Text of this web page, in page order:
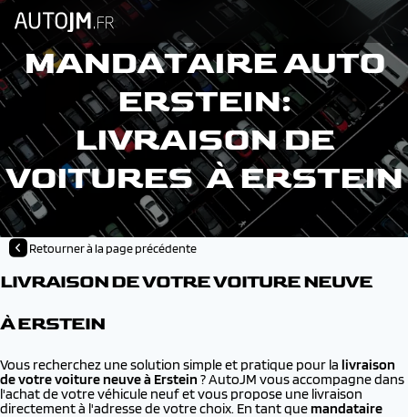
MANDATAIRE AUTO
ERSTEIN:
LIVRAISON DE
VOITURES À ERSTEIN
Retourner à la page précédente
LIVRAISON DE VOTRE VOITURE NEUVE
À ERSTEIN
Vous recherchez une solution simple et pratique pour la livraison
de votre voiture neuve à Erstein ? AutoJM vous accompagne dans
l'achat de votre véhicule neuf et vous propose une livraison
directement à l'adresse de votre choix. En tant quemandataire